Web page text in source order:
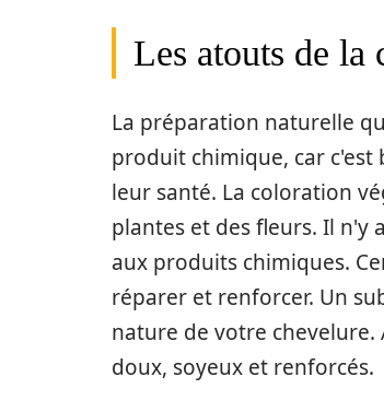
Les atouts de la
La préparation naturelle
produit chimique, car
leur santé. La coloration
plantes et des fleurs. Il n'y
aux produits chimiques.
réparer et renforcer. Un
nature de votre
doux, soyeux et renforcés.